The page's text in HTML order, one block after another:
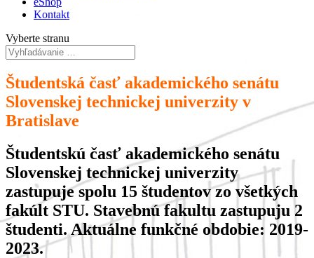
Kontakt
Vyberte stranu
Študentská časť akademického senátu
Slovenskej technickej univerzity v
Bratislave
Študentskú časť akademického senátu
Slovenskej technickej univerzity
zastupuje spolu 15 študentov zo všetkých
fakúlt STU. Stavebnú fakultu zastupuju 2
študenti. Aktuálne funkčné obdobie: 2019-
2023.